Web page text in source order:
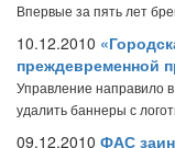
Впервые за пять лет
10.12.2010
преждевременной
Управление направило
удалить баннеры с
09.12.2010 ФАС